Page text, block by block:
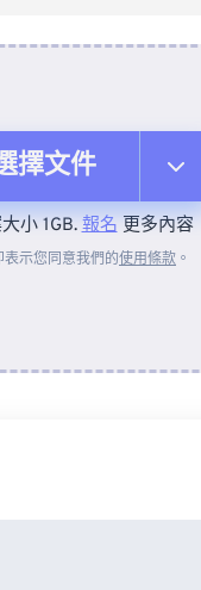
擇文件
裝置
小 1GB.報名更多內容
示您同意我們的使用條款 。